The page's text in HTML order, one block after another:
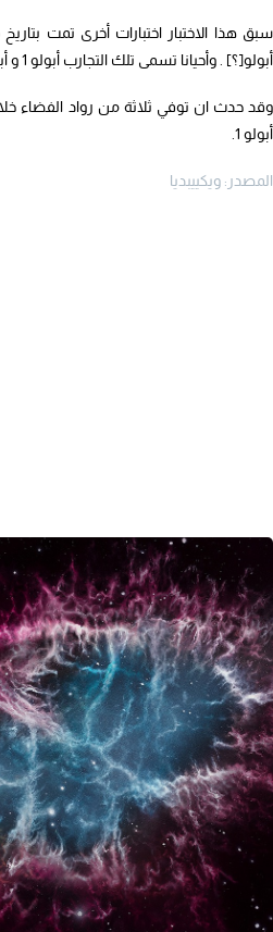
أبولو[؟] . وأحيانا تسمى تلك التجارب أبولو 1 و أبولو 2 ، وأبولو3 .
أبولو 1.
المصدر: ويكييبديا